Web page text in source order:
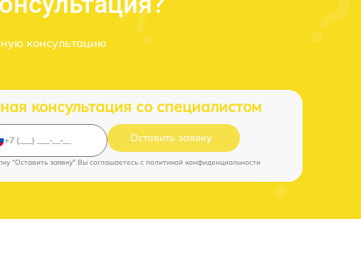
консультацию
консультация со специалистом
Оставить заявку
"Оставить заявку" Вы соглашаетесь c политикой конфиденциальности